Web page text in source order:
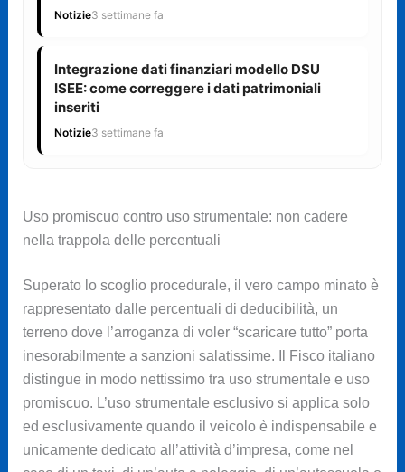
Notizie3 settimane fa
Integrazione dati finanziari modello DSU
ISEE: come correggere i dati patrimoniali
inseriti
Notizie3 settimane fa
Uso promiscuo contro uso strumentale: non cadere
nella trappola delle percentuali
Superato lo scoglio procedurale, il vero campo minato è
rappresentato dalle percentuali di deducibilità, un
terreno dove l’arroganza di voler “scaricare tutto” porta
inesorabilmente a sanzioni salatissime. Il Fisco italiano
distingue in modo nettissimo tra uso strumentale e uso
promiscuo. L’uso strumentale esclusivo si applica solo
ed esclusivamente quando il veicolo è indispensabile e
unicamente dedicato all’attività d’impresa, come nel